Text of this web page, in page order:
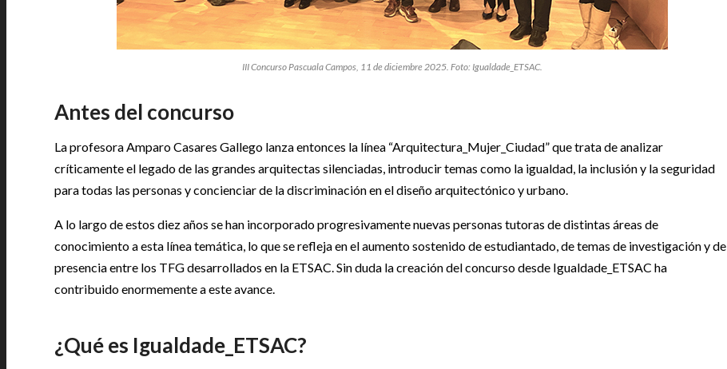
III Concurso Pascuala Campos, 11 de diciembre 2025. Foto: Igualdade_ETSAC.
Antes del concurso
La profesora Amparo Casares Gallego lanza entonces la línea “Arquitectura_Mujer_Ciudad” que trata de analizar
críticamente el legado de las grandes arquitectas silenciadas, introducir temas como la igualdad, la inclusión y la seguridad
para todas las personas y concienciar de la discriminación en el diseño arquitectónico y urbano.
A lo largo de estos diez años se han incorporado progresivamente nuevas personas tutoras de distintas áreas de
conocimiento a esta línea temática, lo que se refleja en el aumento sostenido de estudiantado, de temas de investigación y de
presencia entre los TFG desarrollados en la ETSAC. Sin duda la creación del concurso desde Igualdade_ETSAC ha
contribuido enormemente a este avance.
¿Qué es Igualdade_ETSAC?